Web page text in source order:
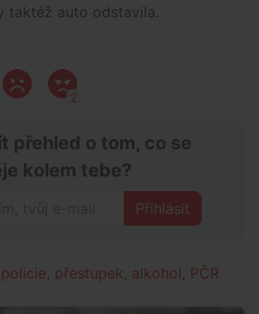
taktéž auto odstavila.
2
přehled o tom, co se
kolem tebe?
Přihlásit
policie přestupek alkohol PČR